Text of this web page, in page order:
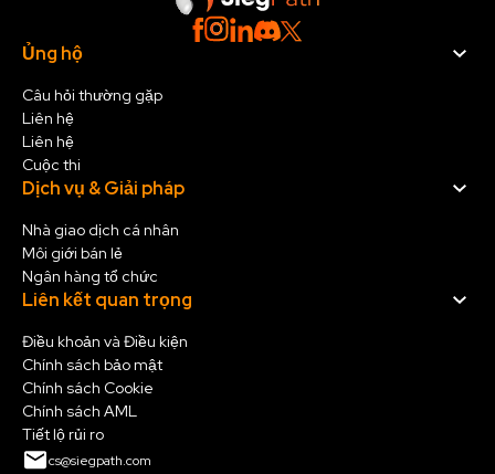
Ủng hộ
Câu hỏi thường gặp
Liên hệ
Liên hệ
Cuộc thi
Dịch vụ & Giải pháp
Nhà giao dịch cá nhân
Môi giới bán lẻ
Ngân hàng tổ chức
Liên kết quan trọng
Điều khoản và Điều kiện
Chính sách bảo mật
Chính sách Cookie
Chính sách AML
Tiết lộ rủi ro
cs@siegpath.com